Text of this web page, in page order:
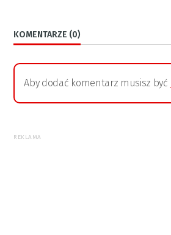
KOMENTARZE (0)
Aby dodać komentarz musisz być
REKLAMA